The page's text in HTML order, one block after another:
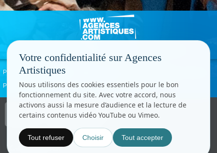
Politique de confidentialité
Paramètres cookies
Copyright © CC.Comunication
Tous droits réservés
Votre confidentialité sur Agences
Artistiques
Nous utilisons des cookies essentiels pour le bon
fonctionnement du site. Avec votre accord, nous
activons aussi la mesure d’audience et la lecture de
certains contenus vidéo YouTube ou Vimeo.
Tout refuser Choisir Tout accepter